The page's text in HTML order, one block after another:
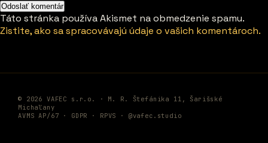
Táto stránka používa Akismet na obmedzenie spamu.
Zistite, ako sa spracovávajú údaje o vašich komentároch.
© 2026 VAFEC s.r.o. · M. R. Štefánika 11, Šarišské
Michaľany
AVMS AP/67 · GDPR · RPVS · @vafec.studio